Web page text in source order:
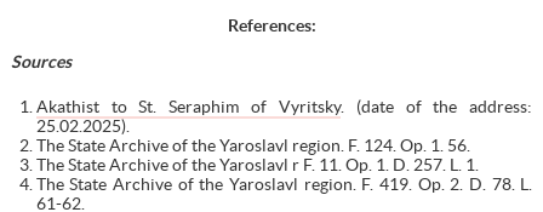
References:
Sources
Akathist to St. Seraphim of Vyritsky. (date of the address:
25.02.2025).
The State Archive of the Yaroslavl region. F. 124. Op. 1. 56.
The State Archive of the Yaroslavl r F. 11. Op. 1. D. 257. L. 1.
The State Archive of the Yaroslavl region. F. 419. Op. 2. D. 78. L.
61-62.